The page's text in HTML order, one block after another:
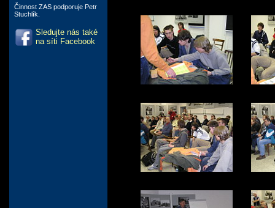
Činnost ZAS podporuje Petr
Stuchlík.
Sledujte nás také
na síti Facebook